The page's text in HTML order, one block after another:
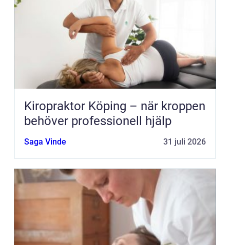
Kiropraktor Köping – när kroppen
behöver professionell hjälp
Saga Vinde 31 juli 2026